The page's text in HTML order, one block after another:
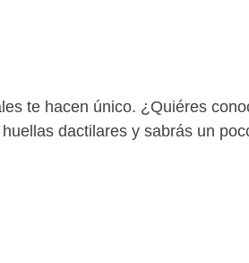
te hacen único. ¿Quiéres
dactilares y sabrás un